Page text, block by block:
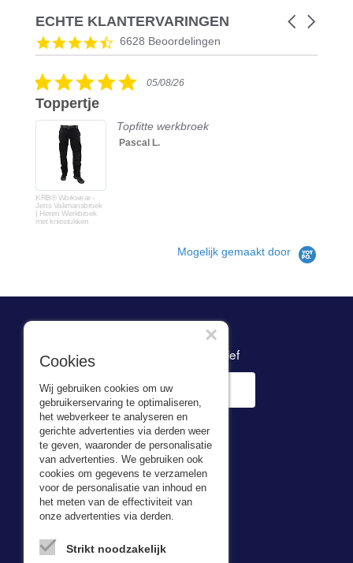
ECHTE KLANTERVARINGEN
Reviews
carousel
Carousel
4.5
star
6628 Beoordelingen
5.005/08/26
Toppertje
KRB® Workwear -
Jens Vakmansbroek
| Heren Werkbroek
met kniestukken
Topfitte werkbroek
Pascal L.
Mogelijk gemaakt door
Inschrijven nieuwsbrief
Adresgegevens
Kerkweg 5,
Cookies
Wij gebruiken cookies om uw
gebruikerservaring te optimaliseren,
het webverkeer te analyseren en
gerichte advertenties via derden weer
te geven, waaronder de personalisatie
van advertenties. We gebruiken ook
cookies om gegevens te verzamelen
voor de personalisatie van inhoud en
het meten van de effectiviteit van
onze advertenties via derden.
Strikt noodzakelijk
×